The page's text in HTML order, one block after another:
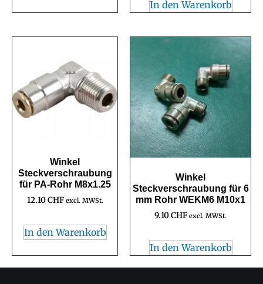
In den Warenkorb
Winkel
Steckverschraubung
für PA-Rohr M8x1.25
12.10CHF excl. MWSt.
In den Warenkorb
Winkel
Steckverschraubung für 6
mm Rohr WEKM6 M10x1
9.10CHF excl. MWSt.
In den Warenkorb